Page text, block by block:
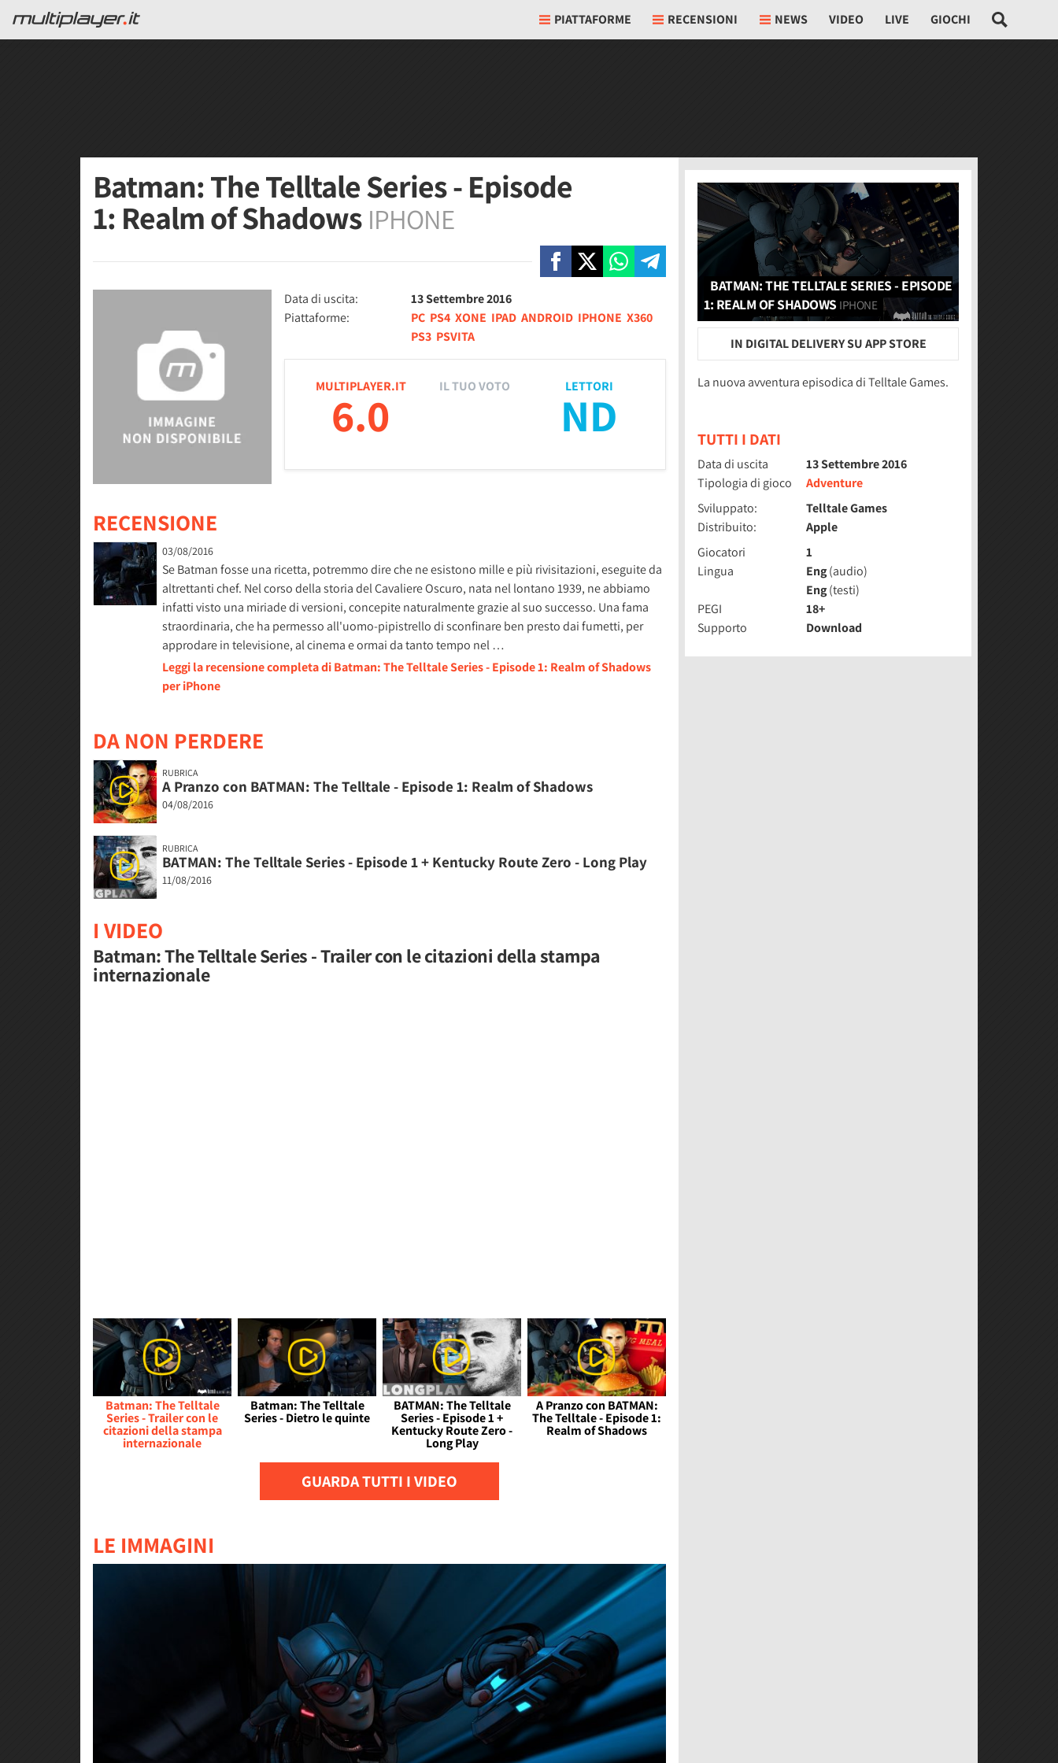
PIATTAFORME RECENSIONI NEWS VIDEO LIVE GIOCHI
Batman: The Telltale Series - Episode
1: Realm of Shadows IPHONE
Data di uscita:
13 Settembre 2016
Piattaforme:
PC PS4 XONE IPAD ANDROID IPHONE X360
PS3 PSVITA
MULTIPLAYER.IT
6.0
LETTORI
ND
IL TUO VOTO
RECENSIONE
03/08/2016
Se Batman fosse una ricetta, potremmo dire che ne esistono mille e più rivisitazioni, eseguite da
altrettanti chef. Nel corso della storia del Cavaliere Oscuro, nata nel lontano 1939, ne abbiamo
infatti visto una miriade di versioni, concepite naturalmente grazie al suo successo. Una fama
straordinaria, che ha permesso all'uomo-pipistrello di sconfinare ben presto dai fumetti, per
approdare in televisione, al cinema e ormai da tanto tempo nel …
Leggi la recensione completa di Batman: The Telltale Series - Episode 1: Realm of Shadows
per iPhone
DA NON PERDERE
RUBRICA
A Pranzo con BATMAN: The Telltale - Episode 1: Realm of Shadows
04/08/2016
RUBRICA
BATMAN: The Telltale Series - Episode 1 + Kentucky Route Zero - Long Play
11/08/2016
I VIDEO
Batman: The Telltale Series - Trailer con le citazioni della stampa
internazionale
Batman: The Telltale
Series - Trailer con le
citazioni della stampa
internazionale
Batman: The Telltale
Series - Dietro le quinte
BATMAN: The Telltale
Series - Episode 1 +
Kentucky Route Zero -
Long Play
A Pranzo con BATMAN:
The Telltale - Episode 1:
Realm of Shadows
GUARDA TUTTI I VIDEO
LE IMMAGINI
BATMAN: THE TELLTALE SERIES - EPISODE
1: REALM OF SHADOWS IPHONE
IN DIGITAL DELIVERY SU APP STORE
La nuova avventura episodica di Telltale Games.
TUTTI I DATI
Data di uscita
13 Settembre 2016
Tipologia di gioco
Adventure
Sviluppato:
Telltale Games
Distribuito:
Apple
Giocatori
1
Lingua
Eng(audio)
Eng(testi)
PEGI
18+
Supporto
Download